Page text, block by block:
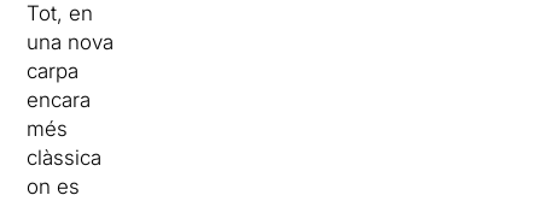
Tot, en
una nova
carpa
encara
més
clàssica
on es